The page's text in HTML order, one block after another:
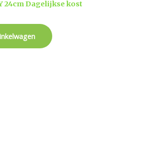
24cm Dagelijkse kost